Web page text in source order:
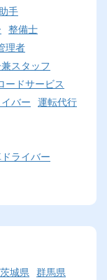
手
整備士
理者
スタッフ
ードサービス
バー 運転代行
ライバー
茨城県 群馬県